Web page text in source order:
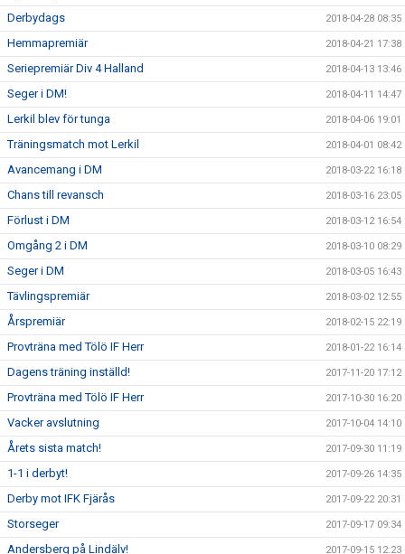
Derbydags 2018-04-28 08:35
Hemmapremiär 2018-04-21 17:38
Seriepremiär Div 4 Halland 2018-04-13 13:46
Seger i DM! 2018-04-11 14:47
Lerkil blev för tunga 2018-04-06 19:01
Träningsmatch mot Lerkil 2018-04-01 08:42
Avancemang i DM 2018-03-22 16:18
Chans till revansch 2018-03-16 23:05
Förlust i DM 2018-03-12 16:54
Omgång 2 i DM 2018-03-10 08:29
Seger i DM 2018-03-05 16:43
Tävlingspremiär 2018-03-02 12:55
Årspremiär 2018-02-15 22:19
Provträna med Tölö IF Herr 2018-01-22 16:14
Dagens träning inställd! 2017-11-20 17:12
Provträna med Tölö IF Herr 2017-10-30 16:20
Vacker avslutning 2017-10-04 14:10
Årets sista match! 2017-09-30 11:19
1-1 i derbyt! 2017-09-26 14:35
Derby mot IFK Fjärås 2017-09-22 20:31
Storseger 2017-09-17 09:34
Andersberg på Lindälv! 2017-09-15 12:23